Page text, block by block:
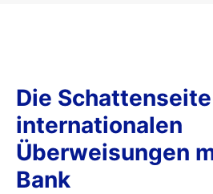
Die
internationalen
Überweisungen
Bank